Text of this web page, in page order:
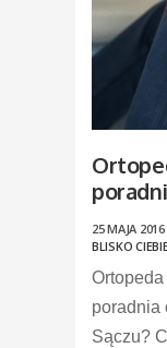
25 MAJA 2016
BLISKO
poradnia
Sączu?